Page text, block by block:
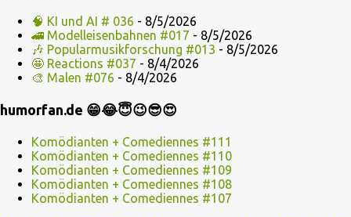
🧠 KI und AI # 036 - 8/5/2026
🚄 Modelleisenbahnen #017 - 8/5/2026
🎶 Popularmusikforschung #013 - 8/5/2026
🤩 Reactions #037 - 8/4/2026
🎨 Malen #076 - 8/4/2026
humorfan.de 😁😂😇😉😎😍
Komödianten + Comediennes #111
Komödianten + Comediennes #110
Komödianten + Comediennes #109
Komödianten + Comediennes #108
Komödianten + Comediennes #107